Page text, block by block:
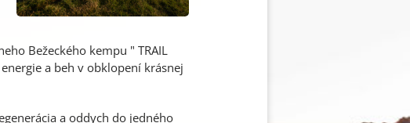
Bežeckého kempu " TRAIL
a beh v obklopení krásnej
a oddych do jedného